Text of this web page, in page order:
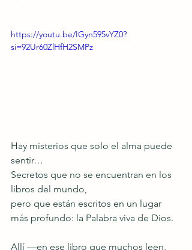
https://youtu.be/IGyn595vYZ0?
si=92Ur60ZlHfH2SMPz
Hay misterios que solo el alma puede
sentir…
Secretos que no se encuentran en los
libros del mundo,
pero que están escritos en un lugar
más profundo: la Palabra viva de Dios.
Allí —en ese libro que muchos leen,